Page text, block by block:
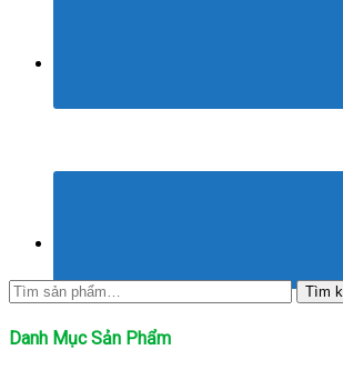
Tìm
kiếm:
Tìm
Danh Mục Sản Phẩm